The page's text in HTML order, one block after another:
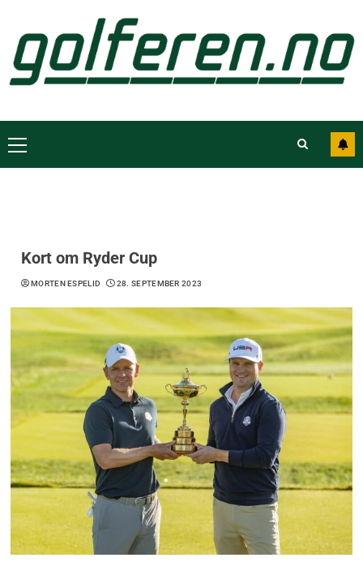
Kort om Ryder Cup
MORTEN ESPELID 28. SEPTEMBER 2023